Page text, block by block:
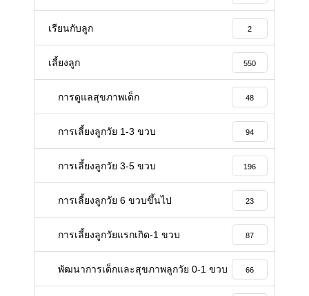
เรียนกับลูก 2
เลี้ยงลูก 550
การดูแลสุขภาพเด็ก 48
การเลี้ยงลูกวัย 1-3 ขวบ 94
การเลี้ยงลูกวัย 3-5 ขวบ 196
การเลี้ยงลูกวัย 6 ขวบขึ้นไป 23
การเลี้ยงลูกวัยแรกเกิด-1 ขวบ 87
พัฒนาการเด็กและสุขภาพลูกวัย 0-1 ขวบ 66